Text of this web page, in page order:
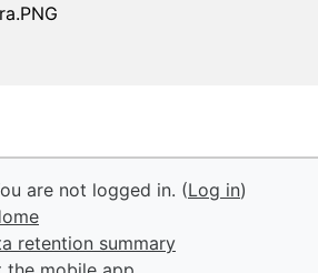
are not logged in. (Log in)
retention summary